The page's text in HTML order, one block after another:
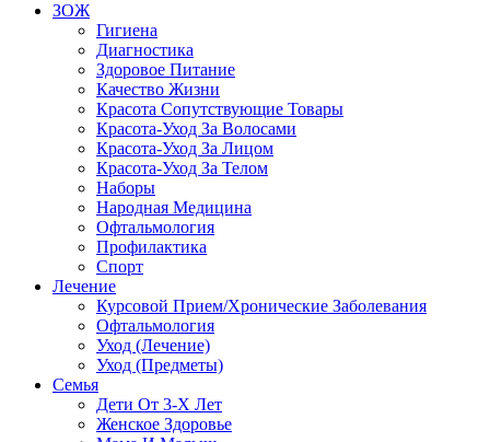
ЗОЖ
Гигиена
Диагностика
Здоровое Питание
Качество Жизни
Красота Сопутствующие Товары
Красота-Уход За Волосами
Красота-Уход За Лицом
Красота-Уход За Телом
Наборы
Народная Медицина
Офтальмология
Профилактика
Спорт
Лечение
Курсовой Прием/Хронические Заболевания
Офтальмология
Уход (Лечение)
Уход (Предметы)
Семья
Дети От 3-Х Лет
Женское Здоровье